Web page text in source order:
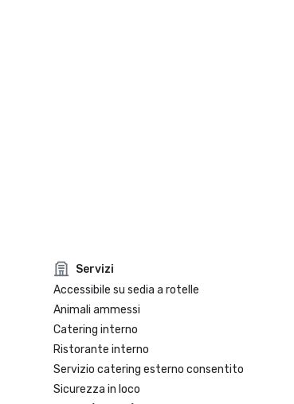
Servizi
Accessibile su sedia a rotelle
Animali ammessi
Catering interno
Ristorante interno
Servizio catering esterno consentito
Sicurezza in loco